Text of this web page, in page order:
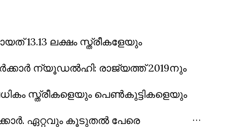
കൊല്ലപ്പെട്ടതിന്
ഇത്തരം പ്രചരണങ്ങള്‍
13.13 ലക്ഷം സ്ത്രീകളേയും
ന്യൂഡല്‍ഹി: രാജ്യത്ത് 2019നും
സ്ത്രീകളെയും പെണ്‍കുട്ടികളെയും
ഏറ്റവും കൂടുതല്‍ പേരെ